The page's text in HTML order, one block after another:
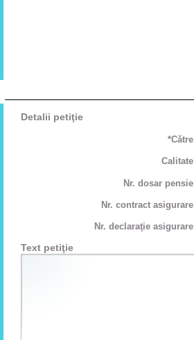
Detalii petiţie
*Către
Calitate
Nr. dosar pensie
Nr. contract asigurare
Nr. declaraţie asigurare
Text petiţie